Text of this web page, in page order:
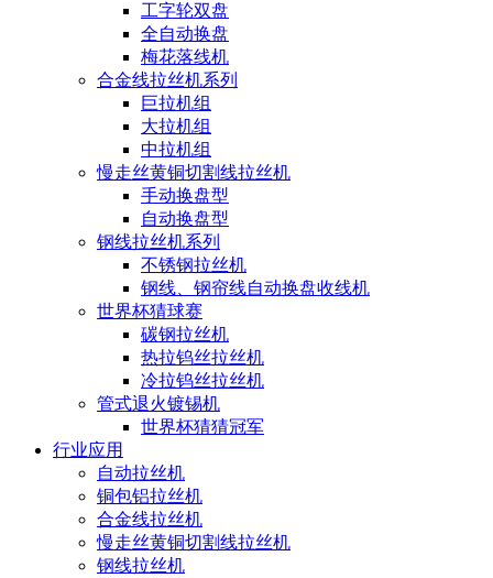
工字轮双盘
全自动换盘
梅花落线机
合金线拉丝机系列
巨拉机组
大拉机组
中拉机组
慢走丝黄铜切割线拉丝机
手动换盘型
自动换盘型
钢线拉丝机系列
不锈钢拉丝机
钢线、钢帘线自动换盘收线机
世界杯猜球赛
碳钢拉丝机
热拉钨丝拉丝机
冷拉钨丝拉丝机
管式退火镀锡机
世界杯猜猜冠军
行业应用
自动拉丝机
铜包铝拉丝机
合金线拉丝机
慢走丝黄铜切割线拉丝机
钢线拉丝机